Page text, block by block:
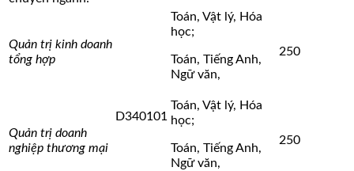
D340101
Quản trị kinh doanh
tổng hợp
Toán, Vật lý, Hóa
học;
Toán, Tiếng Anh,
Ngữ văn,
250
Quản trị doanh
nghiệp thương mại
Toán, Vật lý, Hóa
học;
Toán, Tiếng Anh,
Ngữ văn,
250